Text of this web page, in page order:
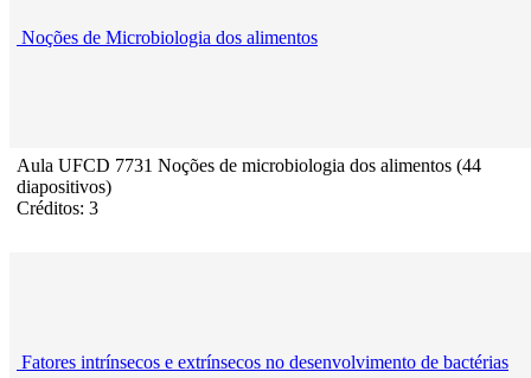
Noções de Microbiologia dos alimentos
Aula UFCD 7731 Noções de microbiologia dos alimentos (44
diapositivos)
Créditos: 3
Fatores intrínsecos e extrínsecos no desenvolvimento de bactérias